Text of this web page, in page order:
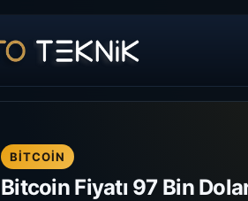
BITCOIN
Bitcoin Fiyatı 97 Bin